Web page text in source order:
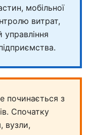
мобільної
витрат,
управління
починається з
Спочатку
вузли,